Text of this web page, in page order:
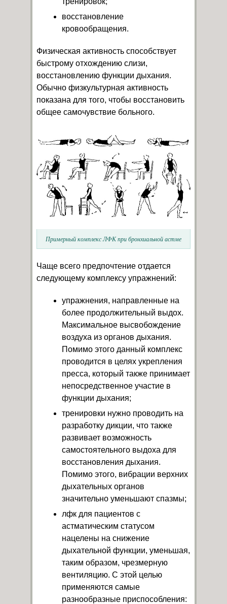
восстановление
кровообращения.
Физическая активность способствует
быстрому отхождению слизи,
восстановлению функции дыхания.
Обычно физкультурная активность
показана для того, чтобы восстановить
общее самочувствие больного.
Примерный комплекс ЛФК при бронхиальной астме
Чаще всего предпочтение отдается
следующему комплексу упражнений:
упражнения, направленные на
более продолжительный выдох.
Максимальное высвобождение
воздуха из органов дыхания.
Помимо этого данный комплекс
проводится в целях укрепления
пресса, который также принимает
непосредственное участие в
функции дыхания;
тренировки нужно проводить на
разработку дикции, что также
развивает возможность
самостоятельного выдоха для
восстановления дыхания.
Помимо этого, вибрации верхних
дыхательных органов
значительно уменьшают спазмы;
лфк для пациентов с
астматическим статусом
нацелены на снижение
дыхательной функции, уменьшая,
таким образом, чрезмерную
вентиляцию. С этой целью
применяются самые
разнообразные приспособления: